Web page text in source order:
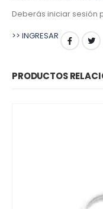
Deberás iniciar sesión
>> INGRESAR
PRODUCTOS